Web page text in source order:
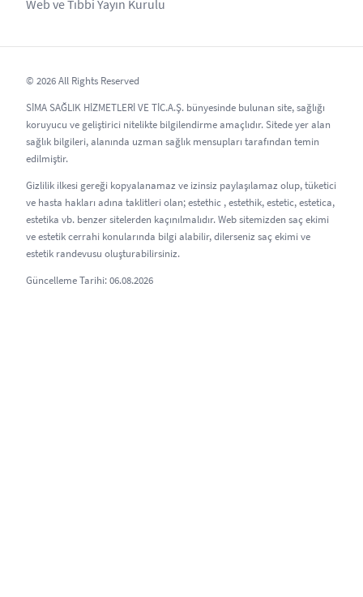
Web ve Tıbbi Yayın Kurulu
© 2026 All Rights Reserved
SİMA SAĞLIK HİZMETLERİ VE TİC.A.Ş. bünyesinde bulunan site, sağlığı
koruyucu ve geliştirici nitelikte bilgilendirme amaçlıdır. Sitede yer alan
sağlık bilgileri, alanında uzman sağlık mensupları tarafından temin
edilmiştir.
Gizlilik ilkesi gereği kopyalanamaz ve izinsiz paylaşılamaz olup, tüketici
ve hasta hakları adına taklitleri olan; estethic , estethik, estetic, estetica,
estetika vb. benzer sitelerden kaçınılmalıdır. Web sitemizden saç ekimi
ve estetik cerrahi konularında bilgi alabilir, dilerseniz saç ekimi ve
estetik randevusu oluşturabilirsiniz.
Güncelleme Tarihi: 06.08.2026